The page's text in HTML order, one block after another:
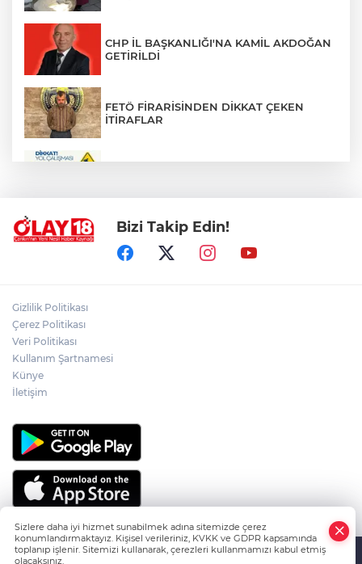
CHP İL BAŞKANLIĞI'NA KAMİL AKDOĞAN
GETİRİLDİ
FETÖ FİRARİSİNDEN DİKKAT ÇEKEN
İTİRAFLAR
PKK'NIN SİLAH BIRAKMA SÜRECİNDE
YENİ DÖNEM
ÇANKIRILI ECZACI SABRİ ATAMANALP
Bizi Takip Edin!
Gizlilik Politikası
Çerez Politikası
Veri Politikası
Kullanım Şartnamesi
Künye
İletişim
Sizlere daha iyi hizmet sunabilmek adına sitemizde çerez
konumlandırmaktayız. Kişisel verileriniz, KVKK ve GDPR kapsamında
toplanıp işlenir. Sitemizi kullanarak, çerezleri kullanmamızı kabul etmiş
olacaksınız.